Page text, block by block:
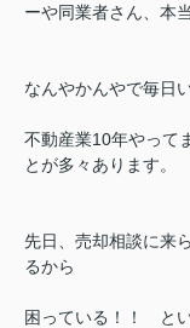
ーや同業者さん、本
なんやかんやで毎日
不動産業10年やって
とが多々あります。
先日、売却相談に来
るから
困っている！！ とい